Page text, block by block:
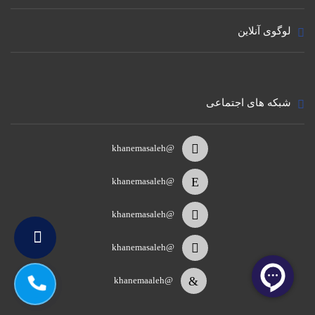
یکی از مهم ترین دلایل استفاده از محصولات لیکا، وزن بسیار پایین
نیروی زلزه وارد بر سازه ، رابطه مستقیم با وزن سازه دارد با
می یابد. وزن دیواره چیده شده با بلوک لیکا در مقایسه با مصالح
عایق حرارتی
بر اساس آزمایشات مرکز تحقیقات ساختمان و مسکن بتن سبکدانه
لیکا دارای ضریب هدایت حرارتی 0.17w/m.k می باشد. بلوک لیکا،
ساخته شده از بتن لیکا ، لایه عایق حرارتی مناسبی را برای دیوارها
به ارمغان می آورد. استفاده از بلوک لیکا در عایقکاری دیوارهای
پیرامونی، مورد تایید سازمان بهینه سازی مصرف سوخت کشور
لوگوی آنلاین
شبکه های اجتماعی
@khanemasaleh
@khanemasaleh
@khanemasaleh
@khanemasaleh
@khanemaaleh